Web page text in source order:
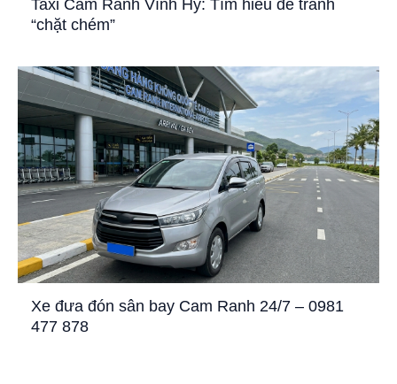
Taxi Cam Ranh Vĩnh Hy: Tìm hiểu để tránh
“chặt chém”
Xe đưa đón sân bay Cam Ranh 24/7 – 0981
477 878